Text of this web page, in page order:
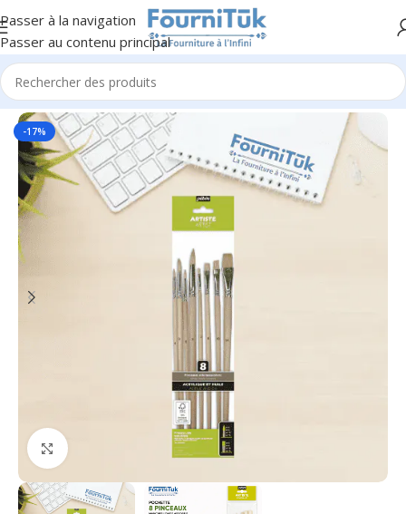
Passer à la navigation
Passer au contenu principal
Accueil/Beaux-Arts & Décoration/Peinture & Accessoires
-17%
Cliquez pour agrandir